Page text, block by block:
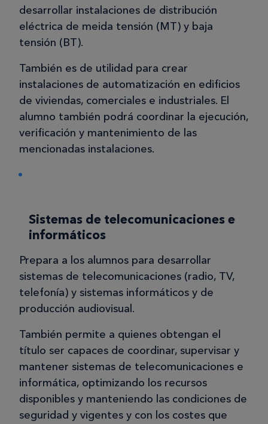
desarrollar instalaciones de distribución
eléctrica de meida tensión (MT) y baja
tensión (BT).
También es de utilidad para crear
instalaciones de automatización en edificios
de viviendas, comerciales e industriales. El
alumno también podrá coordinar la ejecución,
verificación y mantenimiento de las
mencionadas instalaciones.
Sistemas de telecomunicaciones e
informáticos
Prepara a los alumnos para desarrollar
sistemas de telecomunicaciones (radio, TV,
telefonía) y sistemas informáticos y de
producción audiovisual.
También permite a quienes obtengan el
título ser capaces de coordinar, supervisar y
mantener sistemas de telecomunicaciones e
informática, optimizando los recursos
disponibles y manteniendo las condiciones de
seguridad y vigentes y con los costes que